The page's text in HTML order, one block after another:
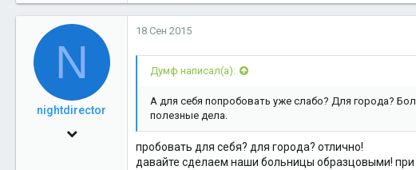
N
nightdirector
18 Ноя 2009
18 Сен 2015
Думф написал(а):
А для себя попробовать уже слабо? Для города?
полезные дела.
пробовать для себя? для города? отлично!
давайте сделаем наши больницы образцовыми!